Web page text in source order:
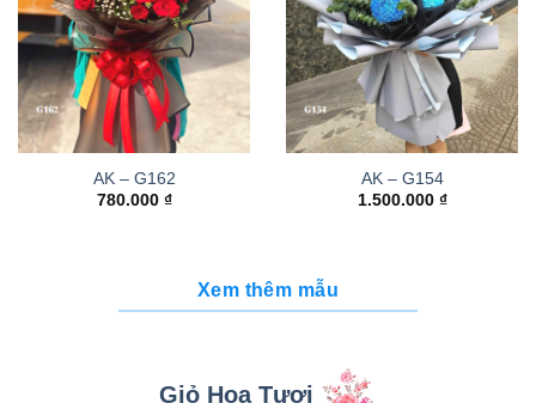
AK – G162
780.000 ₫
AK – G154
1.500.000 ₫
Xem thêm mẫu
Giỏ Hoa Tươi